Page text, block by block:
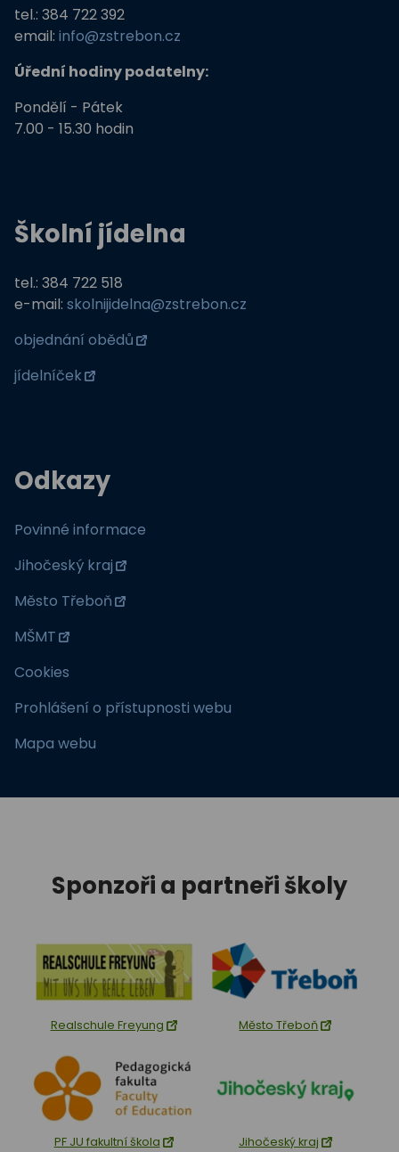
tel.: 384 722 392
email: info@zstrebon.cz
Úřední hodiny podatelny:
Pondělí - Pátek
7.00 - 15.30 hodin
Školní jídelna
tel.: 384 722 518
e-mail: skolnijidelna@zstrebon.cz
objednání obědů
jídelníček
Odkazy
Povinné informace
Jihočeský kraj
Město Třeboň
MŠMT
Cookies
Prohlášení o přístupnosti webu
Mapa webu
Sponzoři a partneři školy
Realschule Freyung Město Třeboň
PF JU fakultní škola Jihočeský kraj